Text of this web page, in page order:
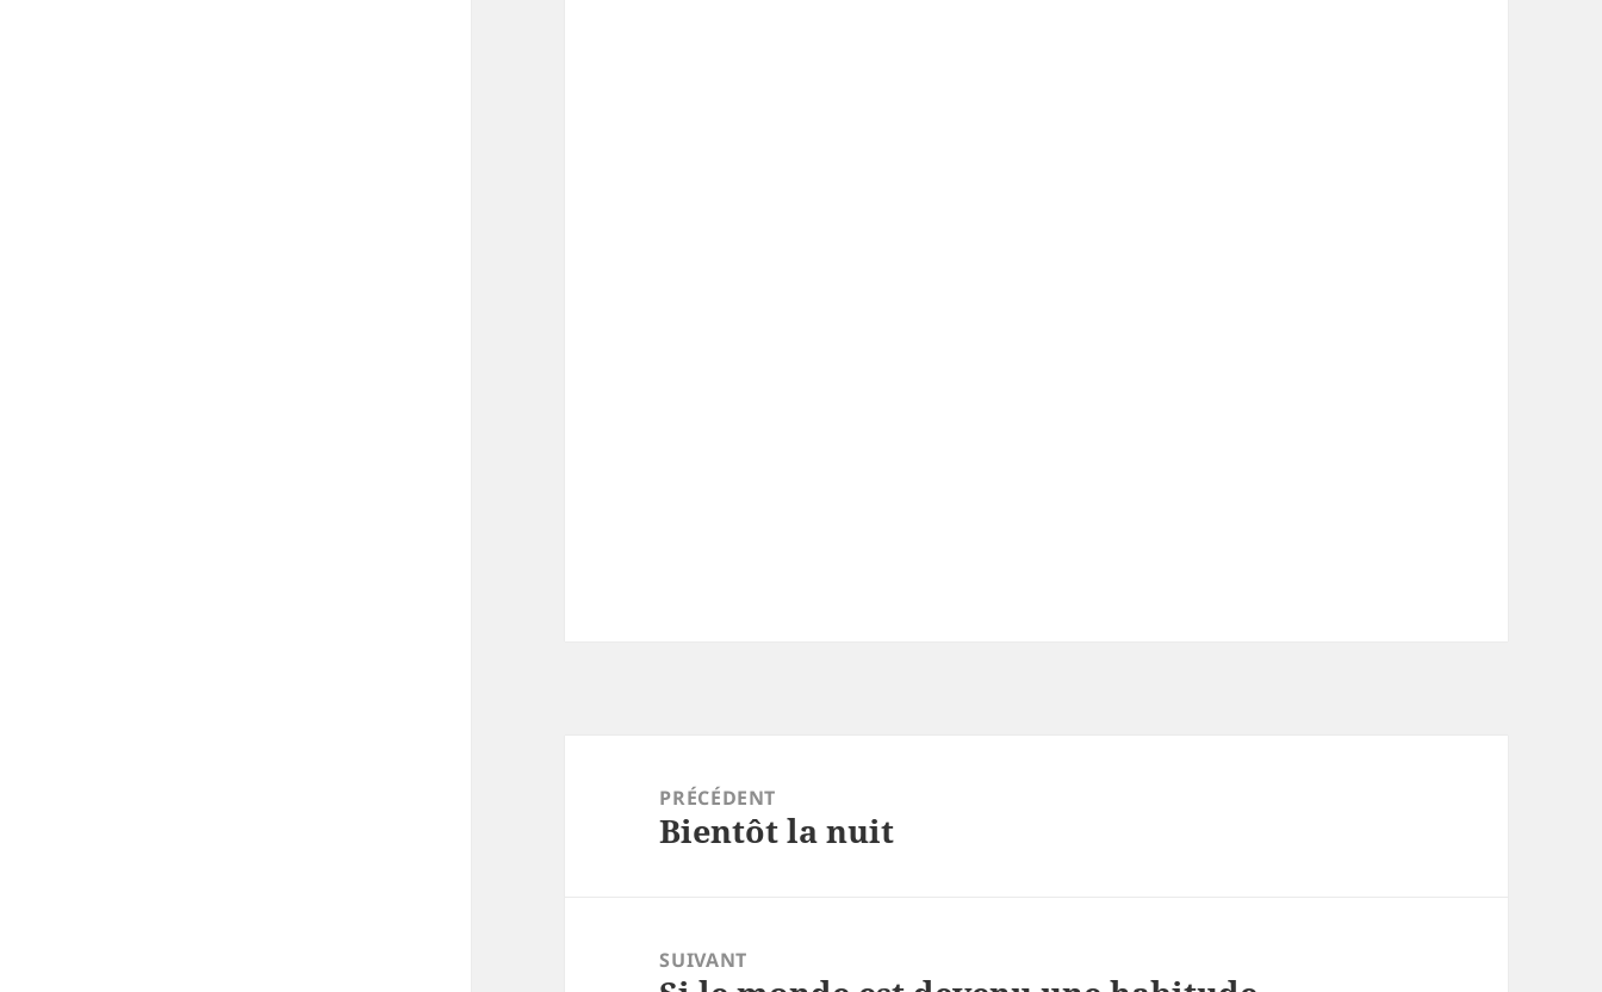
PRÉCÉDENT
Article
Bientôt la nuit
SUIVANT